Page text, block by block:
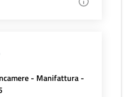
- Manifattura -